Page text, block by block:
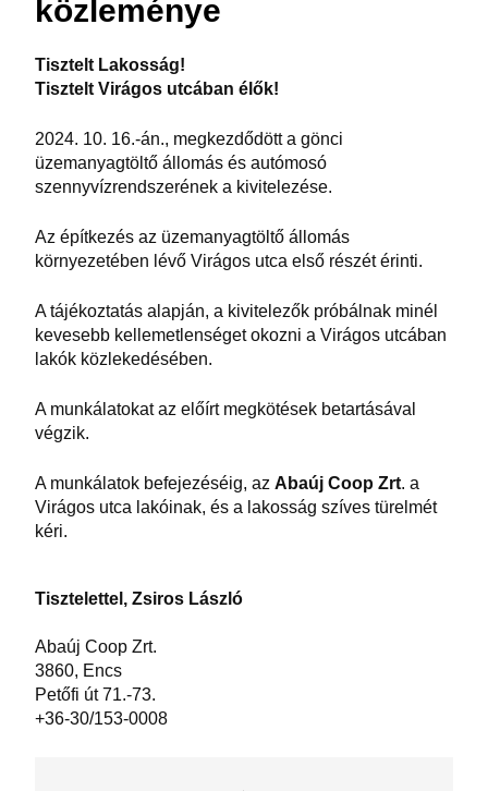
közleménye
Tisztelt Lakosság!
Tisztelt Virágos utcában élők!
2024. 10. 16.-án., megkezdődött a gönci
üzemanyagtöltő állomás és autómosó
szennyvízrendszerének a kivitelezése.
Az építkezés az üzemanyagtöltő állomás
környezetében lévő Virágos utca első részét érinti.
A tájékoztatás alapján, a kivitelezők próbálnak minél
kevesebb kellemetlenséget okozni a Virágos utcában
lakók közlekedésében.
A munkálatokat az előírt megkötések betartásával
végzik.
A munkálatok befejezéséig, az Abaúj Coop Zrt. a
Virágos utca lakóinak, és a lakosság szíves türelmét
kéri.
Tisztelettel, Zsiros László
Abaúj Coop Zrt.
3860, Encs
Petőfi út 71.-73.
+36-30/153-0008